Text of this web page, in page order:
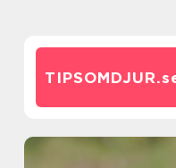
TIPSOMDJUR.